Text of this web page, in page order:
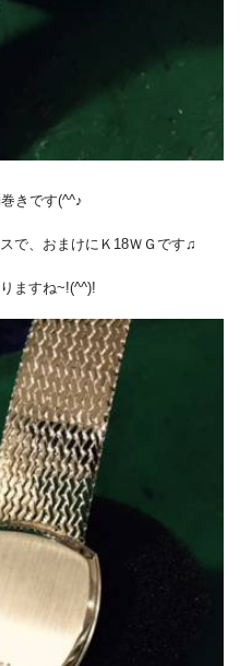
きです(^^♪
で、おまけにＫ18ＷＧです♫
ますね~!(^^)!